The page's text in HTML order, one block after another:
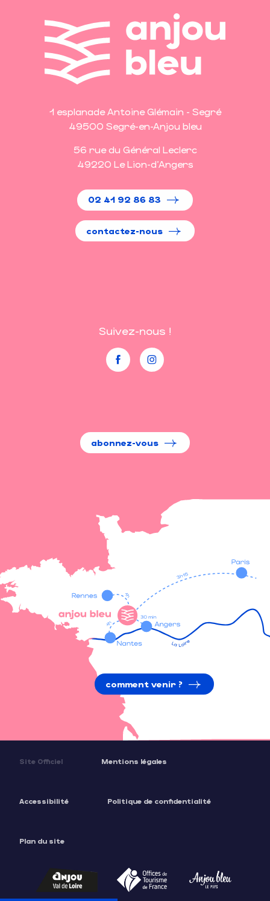
Tarifs
1 esplanade Antoine Glémain - Segré
49500 Segré-en-Anjou bleu
56 rue du Général Leclerc
49220 Le Lion-d'Angers
02 41 92 86 83
contactez-nous
Suivez-nous !
abonnez-vous
comment venir ?
Site Officiel Mentions légales
Accessibilité Politique de confidentialité
Plan du site